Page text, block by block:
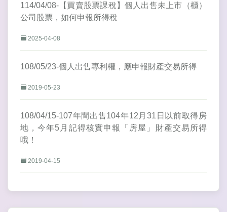
114/04/08-【買賣股票課稅】個人出售未上市（櫃）
公司股票，如何申報所得稅
2025-04-08
108/05/23-個人出售專利權，應申報財產交易所得
2019-05-23
108/04/15-107年間出售104年12月31日以前取得房
地，今年5月記得核實申報「房屋」財產交易所得
哦！
2019-04-15